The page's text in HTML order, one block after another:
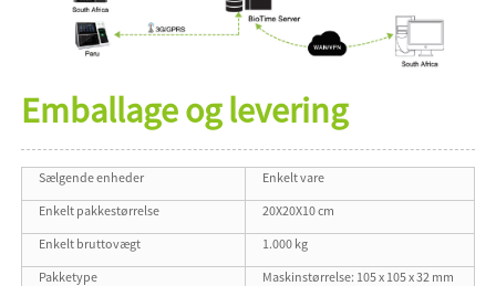
Emballage og levering
Sælgende enheder
Enkelt vare
Enkelt pakkestørrelse
20X20X10 cm
Enkelt bruttovægt
1.000 kg
Pakketype
Maskinstørrelse: 105 x 105 x 32 mm